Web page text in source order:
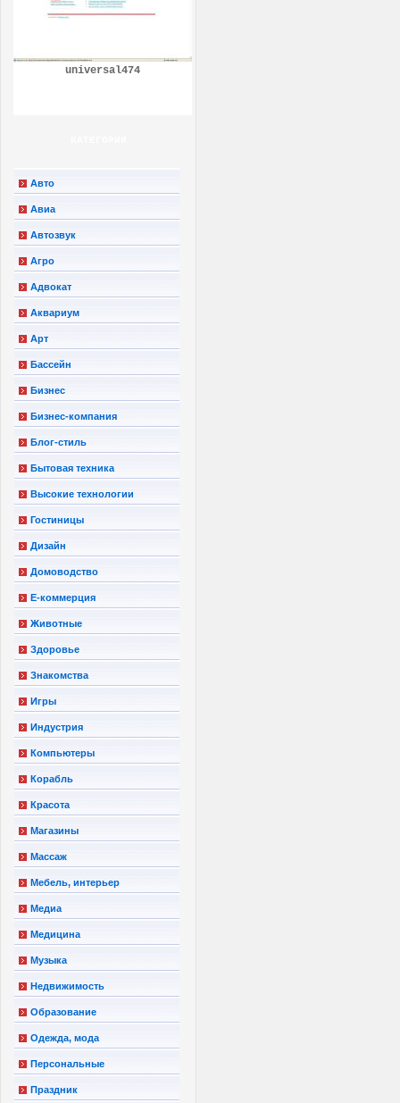
universal474
Авто
Авиа
Автозвук
Агро
Адвокат
Аквариум
Арт
Бассейн
Бизнес
Бизнес-компания
Блог-стиль
Бытовая техника
Высокие технологии
Гостиницы
Дизайн
Домоводство
Е-коммерция
Животные
Здоровье
Знакомства
Игры
Индустрия
Компьютеры
Корабль
Красота
Магазины
Массаж
Мебель, интерьер
Медиа
Медицина
Музыка
Недвижимость
Образование
Одежда, мода
Персональные
Праздник